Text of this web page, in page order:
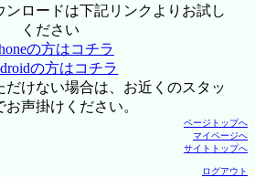
ンロードは下記リンクよりお試し
ください
の方はコチラ
の方はコチラ
だけない場合は、お近くのスタッ
お声掛けください。
ページトップへ
マイページへ
サイトトップへ
ログアウト